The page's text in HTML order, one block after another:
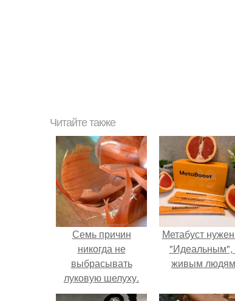
Читайте также
Семь причин
никогда не
выбрасывать
луковую шелуху.
Метабуст
"Идеальным",
живым